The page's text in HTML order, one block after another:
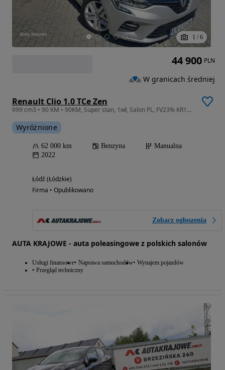
1 / 6
Renault Clio 1.0 TCe Zen
999 cm3 • 90 KM • 90KM, Super stan, 1wł, Salon PL, FV23% KR1YE26
Wyróżnione
62 000 km Benzyna
Manualna
2022
Łódź (Łódzkie)
Firma • Opublikowano
Zobacz ogłoszenia
AUTA KRAJOWE - auta poleasingowe z polskich salonów
Usługi finansowe Naprawa samochodów Wynajem pojazdów
Przegląd techniczny
44 900 PLN
W granicach średniej